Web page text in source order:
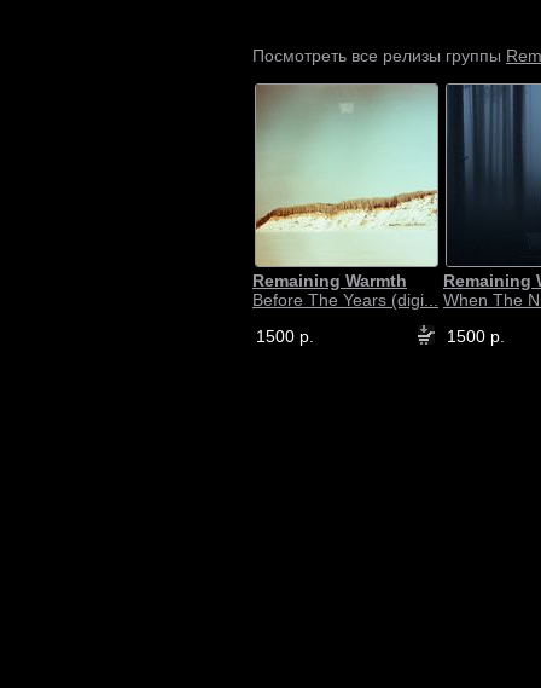
Посмотреть все релизы группы
Remaining Warmth
Before The Years (digi...
1500 р.
Remaining
When The
1500 р.